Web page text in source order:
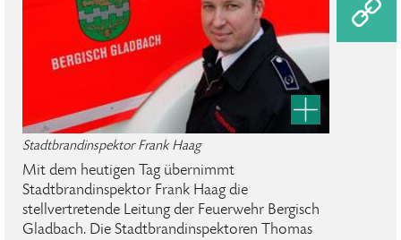
Stadtbrandinspektor Frank Haag
Mit dem heutigen Tag übernimmt
Stadtbrandinspektor Frank Haag die
stellvertretende Leitung der Feuerwehr Bergisch
Gladbach. Die Stadtbrandinspektoren Thomas